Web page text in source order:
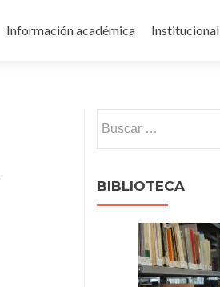
Información académica Institucional
BIBLIOTECA